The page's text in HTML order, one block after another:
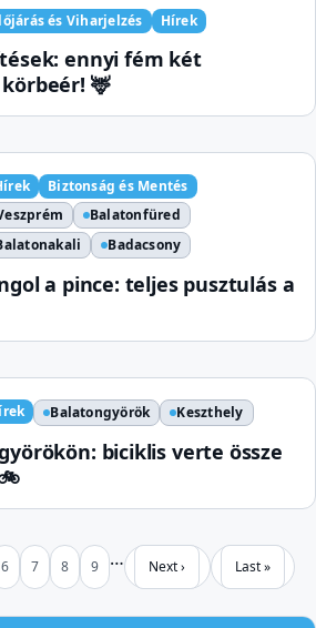
és Viharjelzés
Hírek
ennyi fém két
🦌
Biztonság és Mentés
Balatonfüred
Badacsony
a pince: teljes pusztulás a
Balatongyörök
Keszthely
biciklis verte össze
6 Page
7 Page
8 Page
9 … Next page
Next › Last page
Last »